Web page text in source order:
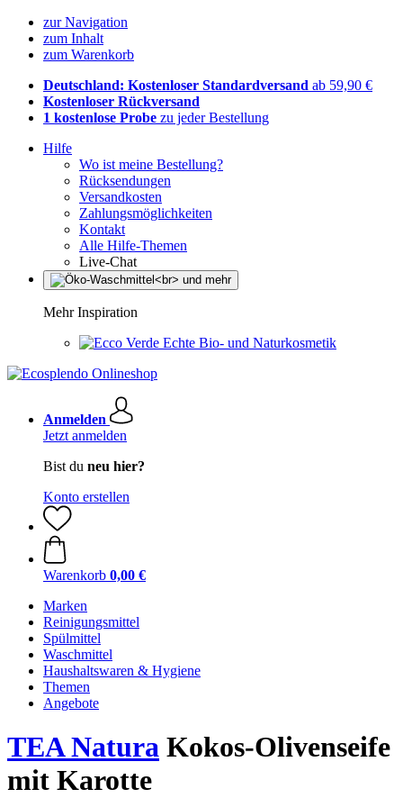
zur Navigation
zum Inhalt
zum Warenkorb
Deutschland: Kostenloser Standardversand ab 59,90 €
Kostenloser Rückversand
1 kostenlose Probe zu jeder Bestellung
Hilfe
Wo ist meine Bestellung?
Rücksendungen
Versandkosten
Zahlungsmöglichkeiten
Kontakt
Alle Hilfe-Themen
Live-Chat
Mehr Inspiration
Echte Bio- und Naturkosmetik
Anmelden
Jetzt anmelden
Bist du neu hier?
Konto erstellen
Warenkorb 0,00 €
Marken
Reinigungsmittel
Spülmittel
Waschmittel
Haushaltswaren & Hygiene
Themen
Angebote
TEA Natura Kokos-Olivenseife
mit Karotte